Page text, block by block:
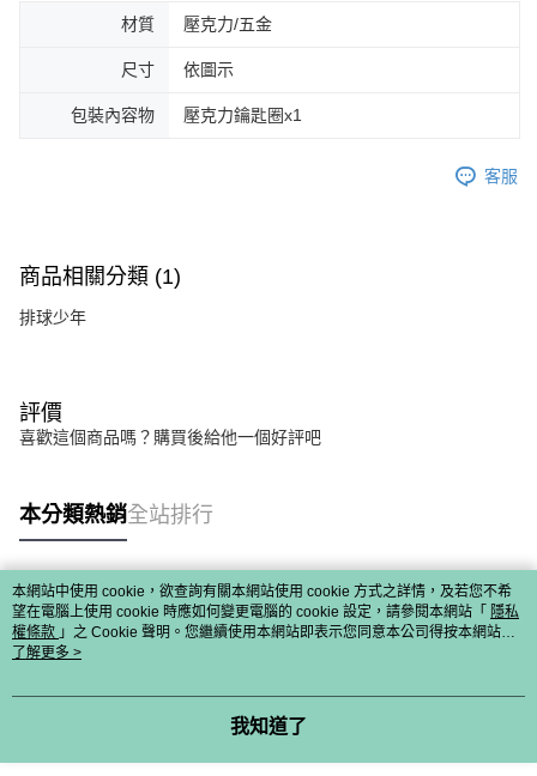
材質 壓克力/五金
尺寸 依圖示
包裝內容物 壓克力鑰匙圈x1
客服
商品相關分類 (1)
排球少年
評價
喜歡這個商品嗎？購買後給他一個好評吧
本分類熱銷全站排行
熱門標籤
本網站中使用 cookie，欲查詢有關本網站使用 cookie 方式之詳情，及若您不希
望在電腦上使用 cookie 時應如何變更電腦的 cookie 設定，請參閱本網站「 隱私
權條款 」之 Cookie 聲明。您繼續使用本網站即表示您同意本公司得按本網站使
用條款之 Cookie 聲明使用 cookie。
了解更多 >
我知道了